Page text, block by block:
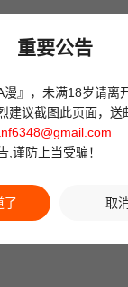
点击重新加载
重要公告
』，未满18岁请离
建议截图此页面，送
,谨防上当受骗！
了 取